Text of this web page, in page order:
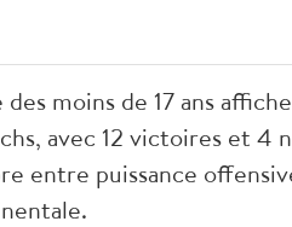
moins de 17 ans
avec 12 victoires et 4
entre puissance